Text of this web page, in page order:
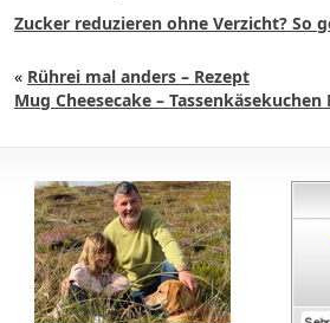
Zucker reduzieren ohne Verzicht? So
« Rührei mal anders – Rezept
Mug Cheesecake – Tassenkäsekuchen